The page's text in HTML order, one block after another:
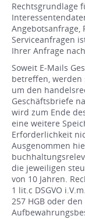
Rechtsgrundlage
Angebotsanfrage,
Serviceanfragen
Ihrer Anfrage
Soweit E-Mails
betreffen, werden
um den
Geschäftsbriefe
wird zum Ende
eine weitere
Erforderlichkeit
Ausgenommen
die jeweiligen
von 10 Jahren.
1 lit.c DSGVO
257 HGB oder